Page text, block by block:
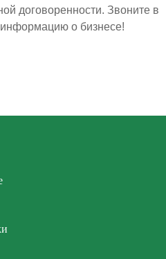
договоренности. Звоните в
о бизнесе!